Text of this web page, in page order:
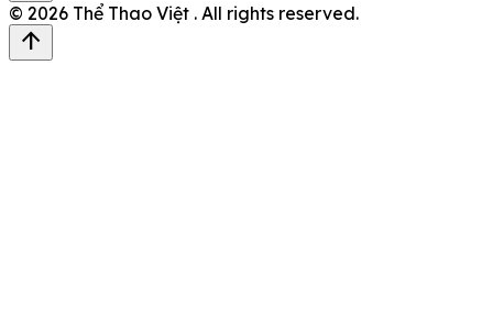
© 2026 Thể Thao Việt . All rights reserved.
arrow_upward